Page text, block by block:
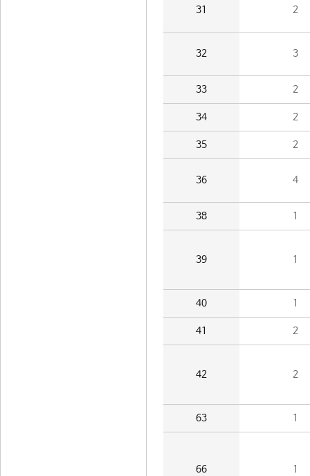
31 2
32 3
33 2
34 2
35 2
36 4
38 1
39 1
40 1
41 2
42 2
63 1
66 1